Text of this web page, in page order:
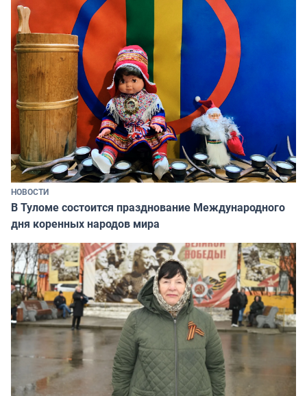
НОВОСТИ
В Туломе состоится празднование Международного
дня коренных народов мира